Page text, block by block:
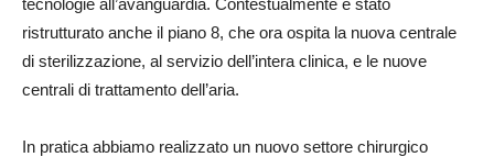
tecnologie all’avanguardia. Contestualmente è stato
ristrutturato anche il piano 8, che ora ospita la nuova centrale
di sterilizzazione, al servizio dell’intera clinica, e le nuove
centrali di trattamento dell’aria.
In pratica abbiamo realizzato un nuovo settore chirurgico